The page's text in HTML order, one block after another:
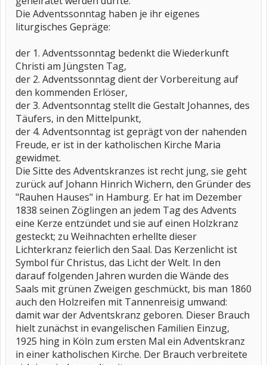
Die Adventssonntag haben je ihr eigenes
liturgisches Gepräge:
der 1. Adventssonntag bedenkt die Wiederkunft
Christi am Jüngsten Tag,
der 2. Adventssonntag dient der Vorbereitung auf
den kommenden Erlöser,
der 3. Adventsonntag stellt die Gestalt Johannes, des
Täufers, in den Mittelpunkt,
der 4. Adventsonntag ist geprägt von der nahenden
Freude, er ist in der katholischen Kirche Maria
gewidmet.
Die Sitte des Adventskranzes ist recht jung, sie geht
zurück auf Johann Hinrich Wichern, den Gründer des
"Rauhen Hauses" in Hamburg. Er hat im Dezember
1838 seinen Zöglingen an jedem Tag des Advents
eine Kerze entzündet und sie auf einen Holzkranz
gesteckt; zu Weihnachten erhellte dieser
Lichterkranz feierlich den Saal. Das Kerzenlicht ist
Symbol für Christus, das Licht der Welt. In den
darauf folgenden Jahren wurden die Wände des
Saals mit grünen Zweigen geschmückt, bis man 1860
auch den Holzreifen mit Tannenreisig umwand:
damit war der Adventskranz geboren. Dieser Brauch
hielt zunächst in evangelischen Familien Einzug,
1925 hing in Köln zum ersten Mal ein Adventskranz
in einer katholischen Kirche. Der Brauch verbreitete